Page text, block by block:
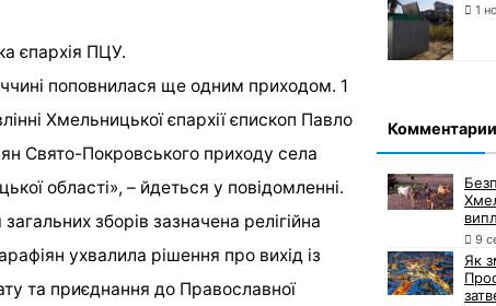
єпархія ПЦУ.
поповнилася ще одним приходом. 1
Хмельницької єпархії єпископ Павло
Свято-Покровського приходу села
області», – йдеться у повідомленні.
зборів зазначена релігійна
ухвалила рішення про вихід із
та приєднання до Православної
1
Комментарии
9
Як